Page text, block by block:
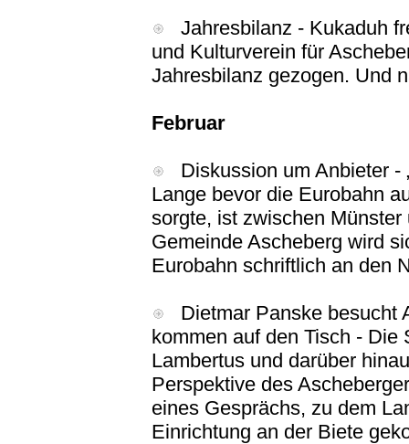
Jahresbilanz - Kukaduh
und Kulturverein für
Jahresbilanz gezogen. Und
Februar
Diskussion um Anbieter -
Lange bevor die Eurobahn
sorgte, ist zwischen
Gemeinde Ascheberg wird
Eurobahn schriftlich an den
Dietmar Panske besucht
kommen auf den Tisch -
Lambertus und darüber
Perspektive des
eines Gesprächs, zu dem
Einrichtung an der Biete